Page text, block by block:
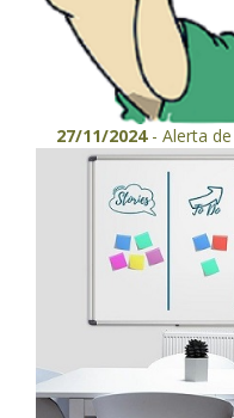
27/11/2024- Alerta de